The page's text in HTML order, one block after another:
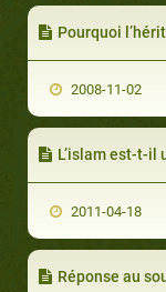
Pourquoi l’héritage de la
2008-11-02
L’islam est-t-il
2011-04-18
Réponse au soupçon de